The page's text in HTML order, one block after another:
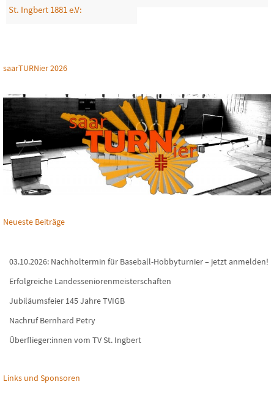
St. Ingbert 1881 e.V:
saarTURNier 2026
Neueste Beiträge
03.10.2026: Nachholtermin für Baseball-Hobbyturnier – jetzt anmelden!
Erfolgreiche Landesseniorenmeisterschaften
Jubiläumsfeier 145 Jahre TVIGB
Nachruf Bernhard Petry
Überflieger:innen vom TV St. Ingbert
Links und Sponsoren